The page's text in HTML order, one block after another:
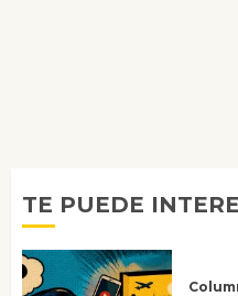
TE PUEDE